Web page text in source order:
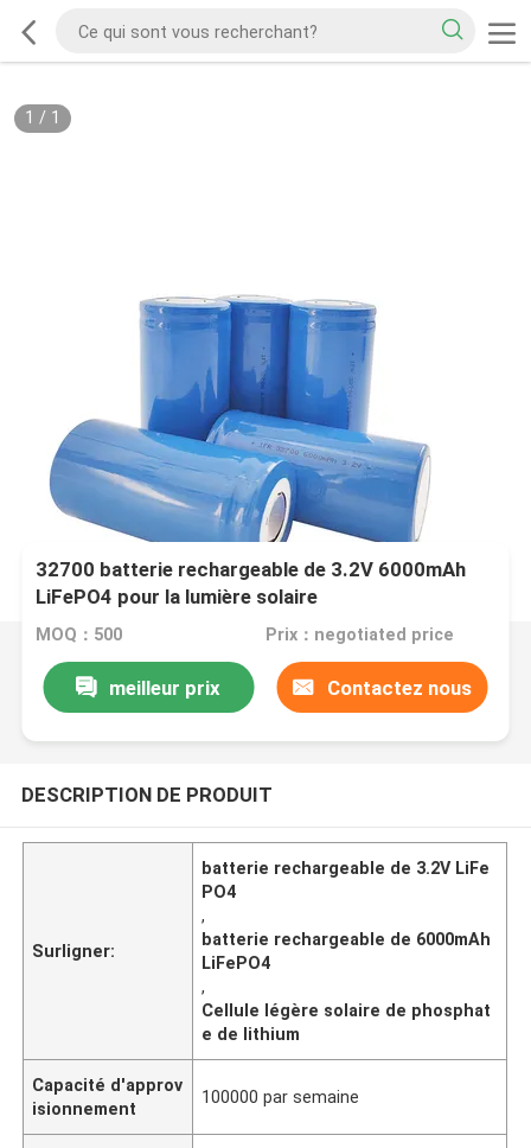
1 / 1
32700 batterie rechargeable de 3.2V 6000mAh
LiFePO4 pour la lumière solaire
MOQ：500 Prix：negotiated price
meilleur prix Contactez nous
DESCRIPTION DE PRODUIT
Surligner:
batterie rechargeable de 3.2V LiFe
PO4
,
batterie rechargeable de 6000mAh
LiFePO4
,
Cellule légère solaire de phosphat
e de lithium
Capacité d'approv
isionnement
100000 par semaine